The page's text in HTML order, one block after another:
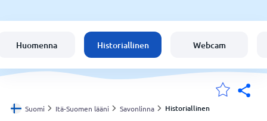
Sijaintini
Koti
Huomenna Historiallinen Webcam
Suomi Itä-Suomen lääni Savonlinna Historiallinen